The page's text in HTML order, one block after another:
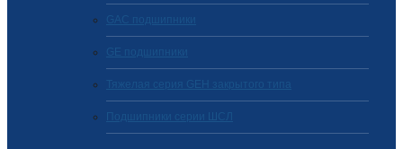
GAC подшипники
GE подшипники
Тяжелая серия GEH закрытого типа
Подшипники серии ШСЛ